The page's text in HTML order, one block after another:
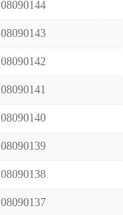
08090144
08090143
08090142
08090141
08090140
08090139
08090138
08090137